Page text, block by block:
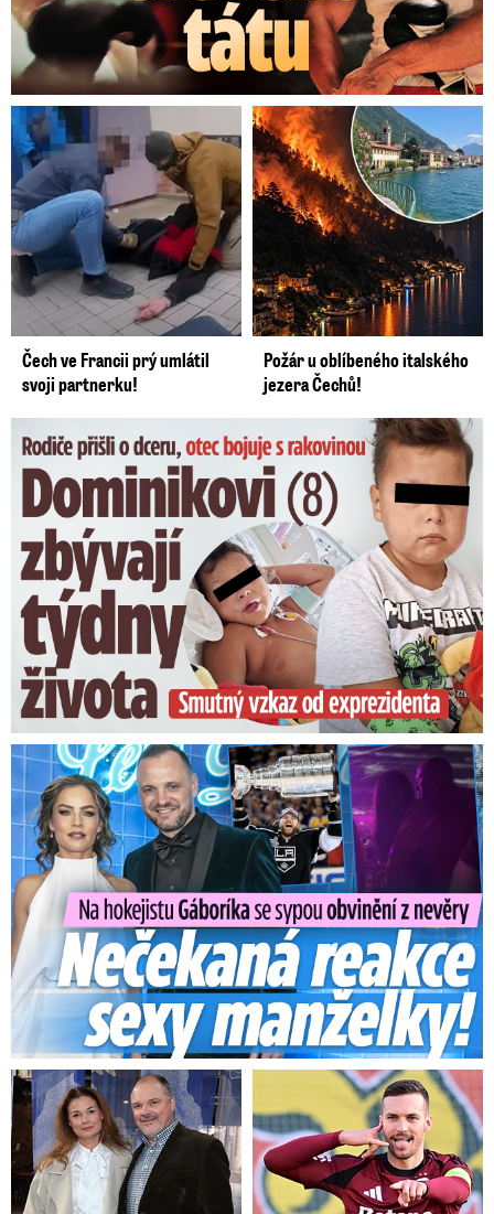
Čech ve Francii prý umlátil
svoji partnerku!
Požár u oblíbeného italského
jezera Čechů!
Dominikovi (8) zbývají týdny života: Vzkaz od exprezidenta
Na Gáboríka se sypou obvinění z nevěry: Reakce manželky!